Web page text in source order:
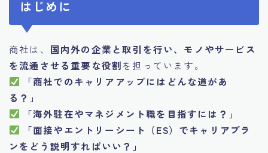
はじめに
商社は、 国内外の企業と取引を行い、モノやサービス
を流通させる重要な役割を担っています。
「商社でのキャリアアップにはどんな道があ
る？」
「海外駐在やマネジメント職を目指すには？」
「面接やエントリーシート（ES）でキャリアプラ
ンをどう説明すればいい？」